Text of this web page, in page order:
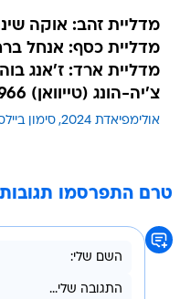
מדליית זהב: אוקה
מדליית כסף: אנחל
צ'יה-הונג (טייוואן) 13.966
אולימפיאדת 2024 סימון
טרם התפרסמו תגובות